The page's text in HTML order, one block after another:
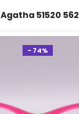
Agatha 51520 562
- 74%